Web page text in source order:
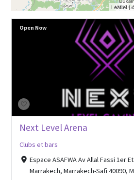
Next Level Arena
Clubs et bars
Espace ASAFWA Av Allal Fassi 1er
Marrakech, Marrakech-Safi 40090,
Open Now
Leaflet|